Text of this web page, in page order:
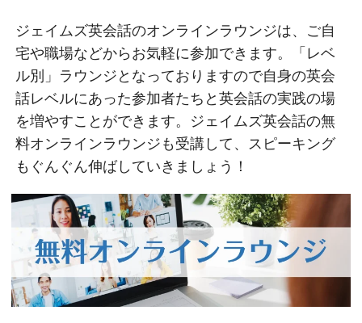
ジェイムズ英会話のオンラインラウンジは、ご自
宅や職場などからお気軽に参加できます。「レベ
ル別」ラウンジとなっておりますので自身の英会
話レベルにあった参加者たちと英会話の実践の場
を増やすことができます。ジェイムズ英会話の無
料オンラインラウンジも受講して、スピーキング
もぐんぐん伸ばしていきましょう！